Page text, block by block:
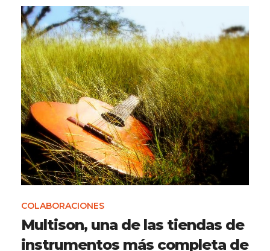
COLABORACIONES
Multison, una de las tiendas de
instrumentos más completa de